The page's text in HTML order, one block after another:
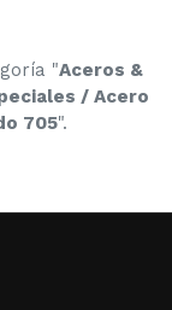
"Aceros &
/ Acero
705".